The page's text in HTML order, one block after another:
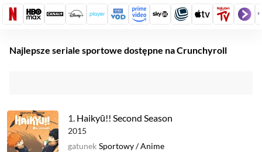
Najlepsze seriale sportowe dostępne na Crunchyroll
1. Haikyū!! Second Season
2015
gatunek Sportowy/Anime